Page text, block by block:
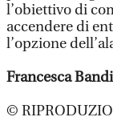
l’obiettivo di
accendere di
l’opzione
Francesca
©